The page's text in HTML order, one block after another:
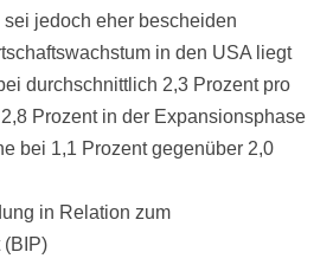
jedoch eher bescheiden
in den USA liegt
durchschnittlich 2,3 Prozent pro
Prozent in der Expansionsphase
bei 1,1 Prozent gegenüber 2,0
in Relation zum
(BIP)